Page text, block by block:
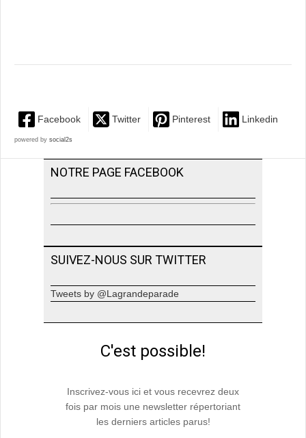
Facebook Twitter Pinterest Linkedin
powered by social2s
NOTRE PAGE FACEBOOK
SUIVEZ-NOUS SUR TWITTER
Tweets by @Lagrandeparade
C'est possible!
Inscrivez-vous ici et vous recevrez deux
fois par mois une newsletter répertoriant
les derniers articles parus!